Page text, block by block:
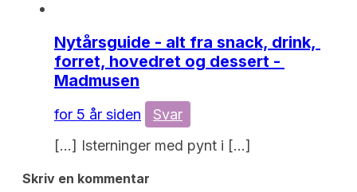
Nytårsguide - alt fra snack, drink,
forret, hovedret og dessert -
Madmusen
for 5 år siden
Svar
[…] Isterninger med pynt i […]
Skriv en kommentar